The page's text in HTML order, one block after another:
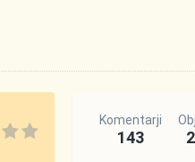
Komentarji
143